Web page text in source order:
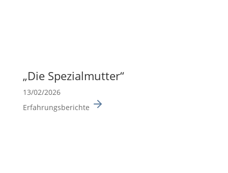
„Die Spezi­al­mutter“
13/02/2026
Erfahrungsberichte